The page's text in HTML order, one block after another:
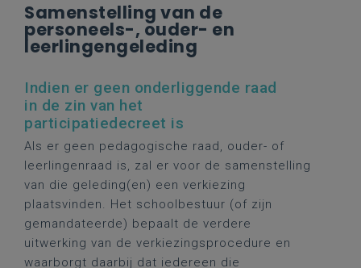
Samenstelling van de
personeels-, ouder- en
leerlingengeleding
Indien er geen onderliggende raad
in de zin van het
participatiedecreet is
Als er geen pedagogische raad, ouder- of
leerlingenraad is, zal er voor de samenstelling
van die geleding(en) een verkiezing
plaatsvinden. Het schoolbestuur (of zijn
gemandateerde) bepaalt de verdere
uitwerking van de verkiezingsprocedure en
waarborgt daarbij dat iedereen die